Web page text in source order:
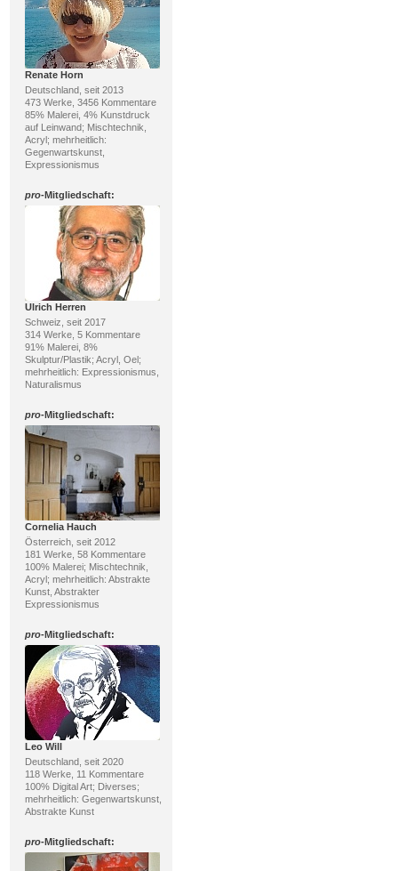
Renate Horn
Deutschland, seit 2013
473 Werke, 3456 Kommentare
85% Malerei, 4% Kunstdruck
auf Leinwand; Mischtechnik,
Acryl; mehrheitlich:
Gegenwartskunst,
Expressionismus
pro-Mitgliedschaft:
Ulrich Herren
Schweiz, seit 2017
314 Werke, 5 Kommentare
91% Malerei, 8%
Skulptur/Plastik; Acryl, Oel;
mehrheitlich: Expressionismus,
Naturalismus
pro-Mitgliedschaft:
Cornelia Hauch
Österreich, seit 2012
181 Werke, 58 Kommentare
100% Malerei; Mischtechnik,
Acryl; mehrheitlich: Abstrakte
Kunst, Abstrakter
Expressionismus
pro-Mitgliedschaft:
Leo Will
Deutschland, seit 2020
118 Werke, 11 Kommentare
100% Digital Art; Diverses;
mehrheitlich: Gegenwartskunst,
Abstrakte Kunst
pro-Mitgliedschaft: